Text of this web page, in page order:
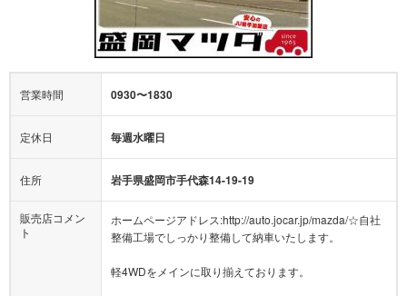
営業時間 0930〜1830
定休日 毎週水曜日
住所 岩手県盛岡市手代森14-19-19
販売店コメン
ト
ホームページアドレス:http://auto.jocar.jp/mazda/☆自社
整備工場でしっかり整備して納車いたします。
軽4WDをメインに取り揃えております。